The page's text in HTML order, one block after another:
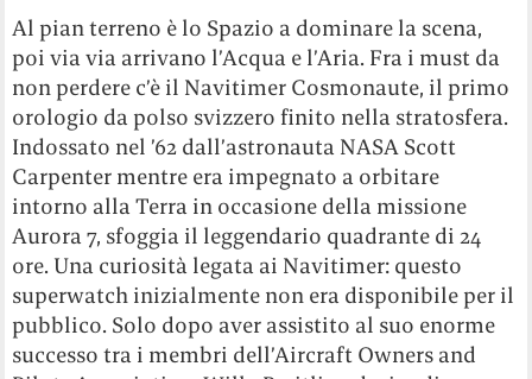
Al pian terreno è lo Spazio a dominare la scena,
poi via via arrivano l’Acqua e l’Aria. Fra i must da
non perdere c’è il Navitimer Cosmonaute, il primo
orologio da polso svizzero finito nella stratosfera.
Indossato nel ’62 dall’astronauta NASA Scott
Carpenter mentre era impegnato a orbitare
intorno alla Terra in occasione della missione
Aurora 7, sfoggia il leggendario quadrante di 24
ore. Una curiosità legata ai Navitimer: questo
superwatch inizialmente non era disponibile per il
pubblico. Solo dopo aver assistito al suo enorme
successo tra i membri dell’Aircraft Owners and